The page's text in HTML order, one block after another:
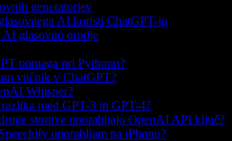
generatorjev
AI koristi ChatGPT-ju
AI glasovno orodje
pomaga pri Pythonu?
vtičnik v ChatGPT?
Whisper?
med GPT-3 in GPT-4?
storitve uporabljajo OpenAI API ključ?
uporabljam na iPhonu?